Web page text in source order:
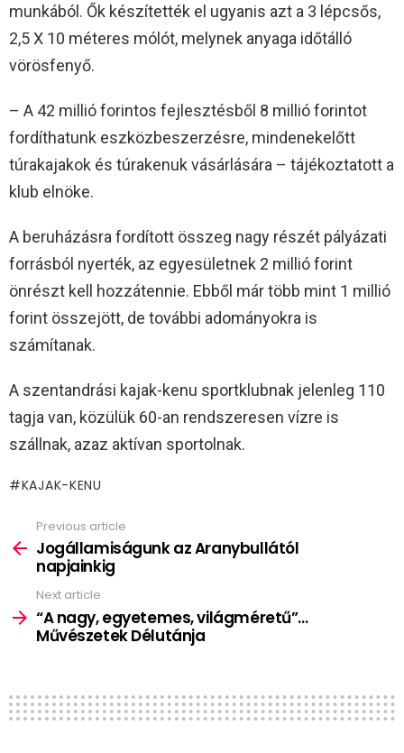
munkából. Ők készítették el ugyanis azt a 3 lépcsős,
2,5 X 10 méteres mólót, melynek anyaga időtálló
vörösfenyő.
– A 42 millió forintos fejlesztésből 8 millió forintot
fordíthatunk eszközbeszerzésre, mindenekelőtt
túrakajakok és túrakenuk vásárlására – tájékoztatott a
klub elnöke.
A beruházásra fordított összeg nagy részét pályázati
forrásból nyerték, az egyesületnek 2 millió forint
önrészt kell hozzátennie. Ebből már több mint 1 millió
forint összejött, de további adományokra is
számítanak.
A szentandrási kajak-kenu sportklubnak jelenleg 110
tagja van, közülük 60-an rendszeresen vízre is
szállnak, azaz aktívan sportolnak.
KAJAK-KENU
more
Previous article
Jogállamiságunk az Aranybullától
napjainkig
Next article
“A nagy, egyetemes, világméretű”…
Művészetek Délutánja